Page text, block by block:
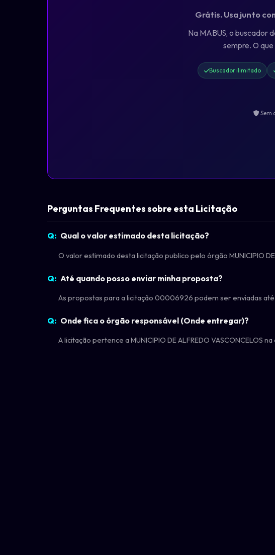
Grátis. Usa junto
Na MABUS, o buscador
sempre. O
Buscador ilimitado
Sem
Perguntas Frequentes sobre esta Licitação
Qual o valor estimado desta licitação?
O valor estimado desta licitação publico pelo órgão MUNICIPIO
Até quando posso enviar minha proposta?
As propostas para a licitação 00006926 podem ser enviadas
Onde fica o órgão responsável (Onde entregar)?
A licitação pertence a MUNICIPIO DE ALFREDO VASCONCELOS